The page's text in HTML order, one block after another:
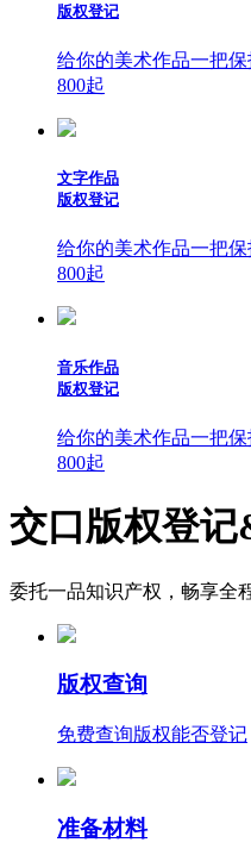
版权登记
给你的美术作品一把保
800起
文字作品
版权登记
给你的美术作品一把保
800起
音乐作品
版权登记
给你的美术作品一把保
800起
交口版权登
委托一品知识产权，畅享全
版权查询
免费查询版权能否登记
准备材料